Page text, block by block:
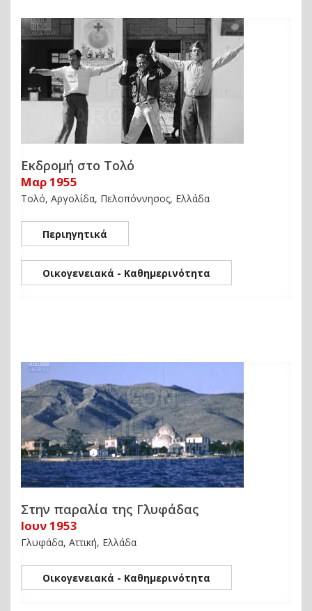
Εκδρομή στο Τολό
Μαρ 1955
Τολό, Αργολίδα, Πελοπόννησος, Ελλάδα
Περιηγητικά
Οικογενειακά - Καθημερινότητα
Στην παραλία της Γλυφάδας
Ιουν 1953
Γλυφάδα, Αττική, Ελλάδα
Οικογενειακά - Καθημερινότητα